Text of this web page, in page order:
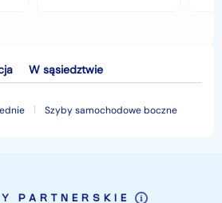
Szyby samochodowe boczne
W sąsiedztwie
PARTNERSKIE